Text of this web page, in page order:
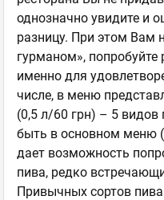
однозначно увидите и
разницу. При этом Вам
гурманом»,
именно для
числе, в меню
(0,5 л/60 грн) – 5
быть в основном меню
дает возможность
пива, редко
Привычных сортов